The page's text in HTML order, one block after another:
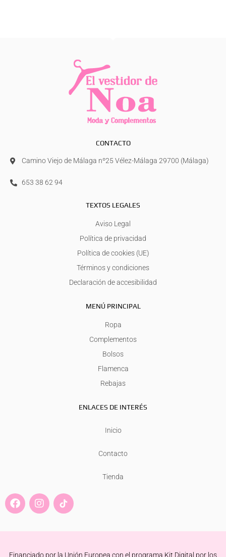
CONTACTO
Camino Viejo de Málaga nº25 Vélez-Málaga 29700 (Málaga)
653 38 62 94
TEXTOS LEGALES
Aviso Legal
Política de privacidad
Política de cookies (UE)
Términos y condiciones
Declaración de accesibilidad
MENÚ PRINCIPAL
Ropa
Complementos
Bolsos
Flamenca
Rebajas
ENLACES DE INTERÉS
Inicio
Contacto
Tienda
F
a
e
I
n
t
Financiado por la Unión Europea con el programa Kit Digital por los